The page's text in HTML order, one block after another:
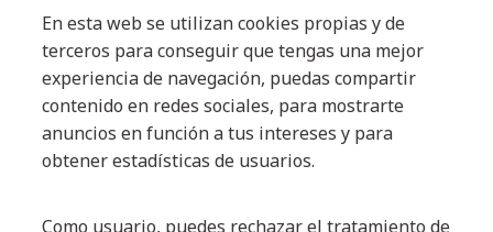
En esta web se utilizan cookies propias y de
terceros para conseguir que tengas una mejor
experiencia de navegación, puedas compartir
contenido en redes sociales, para mostrarte
anuncios en función a tus intereses y para
obtener estadísticas de usuarios.
Como usuario, puedes rechazar el tratamiento de